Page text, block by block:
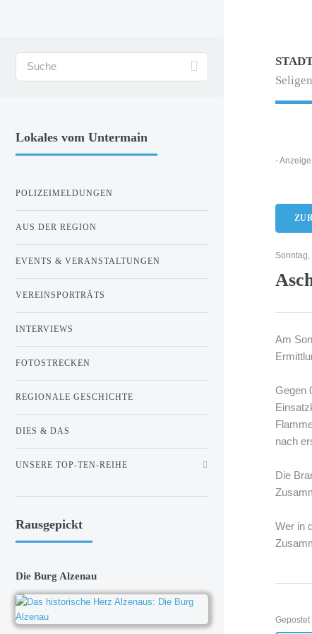
-
Am
Gegen
nach
Die
Wer in
Gepostet
Lokales vom Untermain
POLIZEIMELDUNGEN
AUS DER REGION
EVENTS & VERANSTALTUNGEN
VEREINSPORTRÄTS
INTERVIEWS
FOTOSTRECKEN
REGIONALE GESCHICHTE
DIES & DAS
UNSERE TOP-TEN-REIHE
Rausgepickt
Die Burg Alzenau